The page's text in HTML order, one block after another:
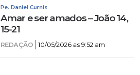
Pe. Daniel Curnis
Amar e ser amados – João 14,
15-21
REDAÇÃO 10/05/2026 as 9:52 am